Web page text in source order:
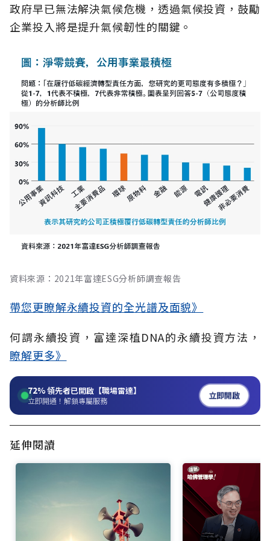
政府早已無法解決氣候危機，透過氣候投資，鼓勵
企業投入將是提升氣候韌性的關鍵。
資料來源：2021年富達ESG分析師調查報告
帶您更瞭解永續投資的全光譜及面貌》
何謂永續投資，富達深植DNA的永續投資方法，
瞭解更多》
72%領先者已開啟【職場雷達】
立即開通！解鎖專屬服務 立即開啟
延伸閱讀